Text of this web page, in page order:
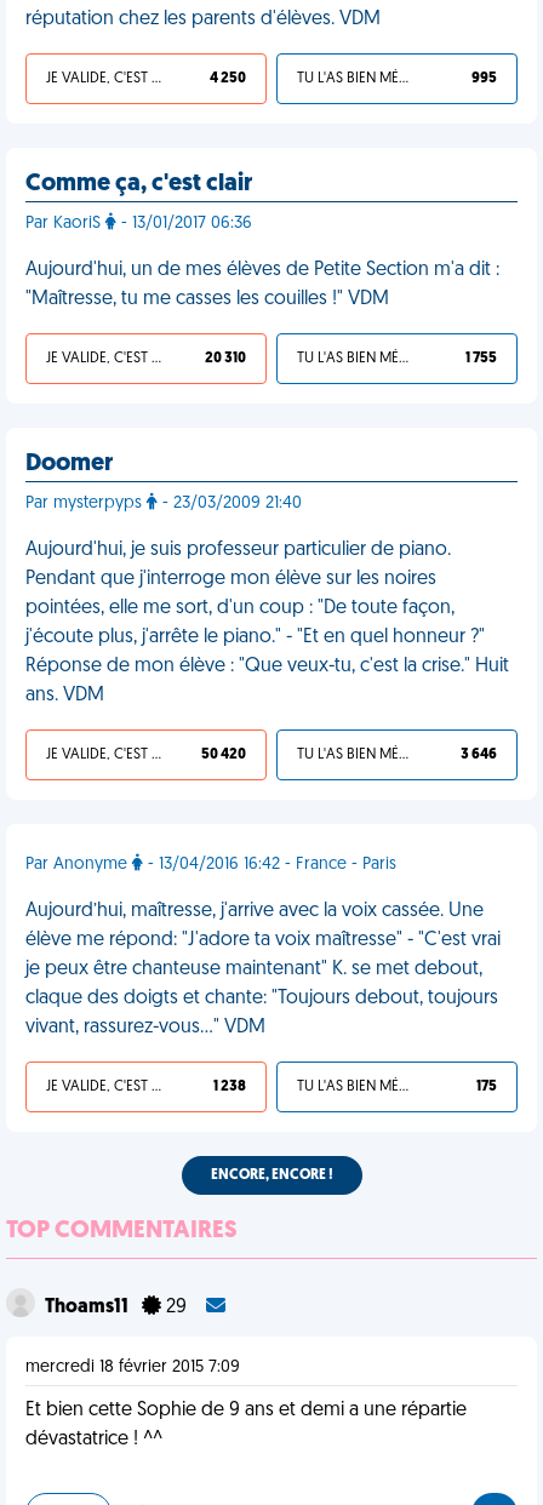
réputation chez les parents d'élèves. VDM
JE VALIDE, C'EST UNE VDM 4 250 TU L'AS BIEN MÉRITÉ 995
Comme ça, c'est clair
Par KaoriS - 13/01/2017 06:36
Aujourd'hui, un de mes élèves de Petite Section m'a dit :
"Maîtresse, tu me casses les couilles !" VDM
JE VALIDE, C'EST UNE VDM 20 310 TU L'AS BIEN MÉRITÉ 1 755
Doomer
Par mysterpyps - 23/03/2009 21:40
Aujourd'hui, je suis professeur particulier de piano.
Pendant que j'interroge mon élève sur les noires
pointées, elle me sort, d'un coup : "De toute façon,
j'écoute plus, j'arrête le piano." - "Et en quel honneur ?"
Réponse de mon élève : "Que veux-tu, c'est la crise." Huit
ans. VDM
JE VALIDE, C'EST UNE VDM 50 420 TU L'AS BIEN MÉRITÉ 3 646
Par Anonyme - 13/04/2016 16:42 - France - Paris
Aujourd’hui, maîtresse, j'arrive avec la voix cassée. Une
élève me répond: "J'adore ta voix maîtresse" - "C'est vrai
je peux être chanteuse maintenant" K. se met debout,
claque des doigts et chante: "Toujours debout, toujours
vivant, rassurez-vous…" VDM
JE VALIDE, C'EST UNE VDM 1 238 TU L'AS BIEN MÉRITÉ 175
ENCORE, ENCORE !
TOP COMMENTAIRES
Thoams11 29
mercredi 18 février 2015 7:09
Et bien cette Sophie de 9 ans et demi a une répartie
dévastatrice ! ^^